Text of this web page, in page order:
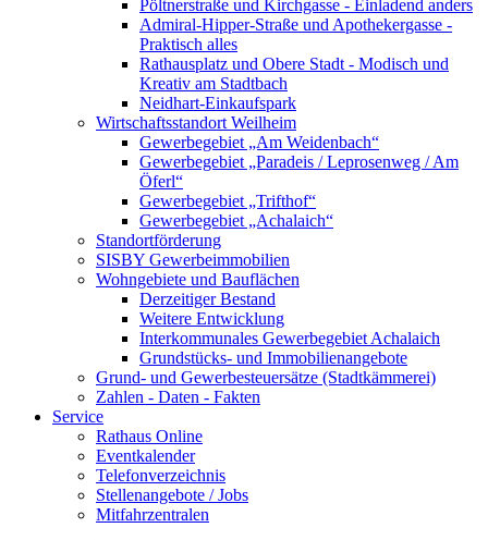
Pöltnerstraße und Kirchgasse - Einladend anders
Admiral-Hipper-Straße und Apothekergasse -
Praktisch alles
Rathausplatz und Obere Stadt - Modisch und
Kreativ am Stadtbach
Neidhart-Einkaufspark
Wirtschaftsstandort Weilheim
Gewerbegebiet „Am Weidenbach“
Gewerbegebiet „Paradeis / Leprosenweg / Am
Öferl“
Gewerbegebiet „Trifthof“
Gewerbegebiet „Achalaich“
Standortförderung
SISBY Gewerbeimmobilien
Wohngebiete und Bauflächen
Derzeitiger Bestand
Weitere Entwicklung
Interkommunales Gewerbegebiet Achalaich
Grundstücks- und Immobilienangebote
Grund- und Gewerbesteuersätze (Stadtkämmerei)
Zahlen - Daten - Fakten
Service
Rathaus Online
Eventkalender
Telefonverzeichnis
Stellenangebote / Jobs
Mitfahrzentralen